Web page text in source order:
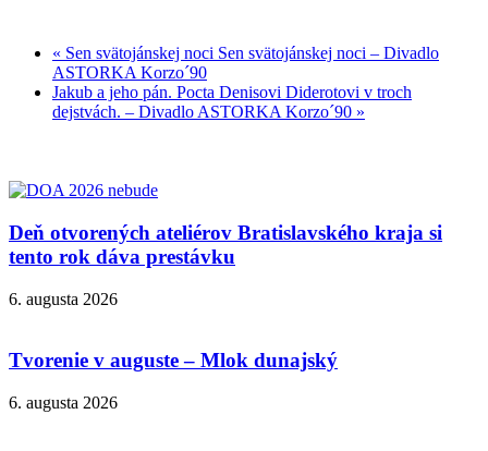
« Sen svätojánskej noci Sen svätojánskej noci – Divadlo
ASTORKA Korzo´90
Jakub a jeho pán. Pocta Denisovi Diderotovi v troch
dejstvách. – Divadlo ASTORKA Korzo´90 »
Deň otvorených ateliérov Bratislavského kraja si
tento rok dáva prestávku
6. augusta 2026
Tvorenie v auguste – Mlok dunajský
6. augusta 2026